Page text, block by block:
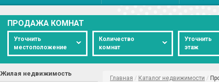
ПРОДАЖА КОМНАТ
Уточнить
местоположение
Количество
комнат
Уточнить
этаж
Жилая недвижимость
Главная / Каталог недвижимости /